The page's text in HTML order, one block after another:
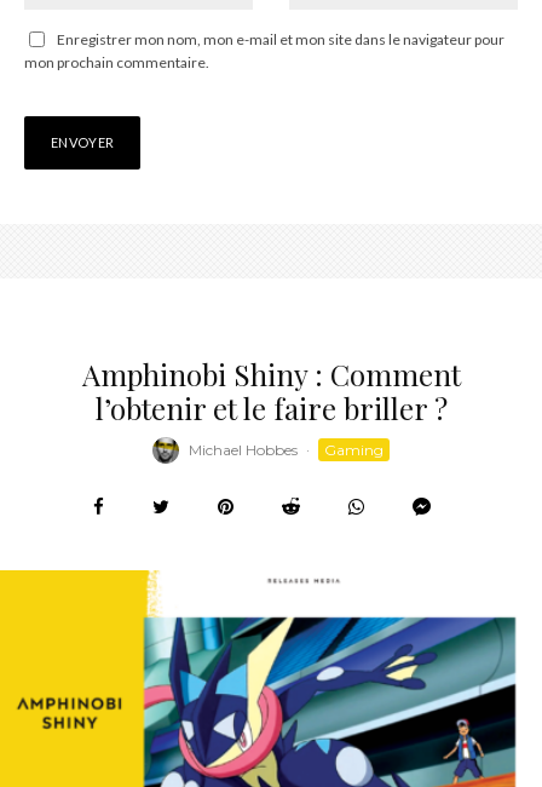
Enregistrer mon nom, mon e-mail et mon site dans le navigateur pour
mon prochain commentaire.
Amphinobi Shiny : Comment
l’obtenir et le faire briller ?
Michael Hobbes · Gaming